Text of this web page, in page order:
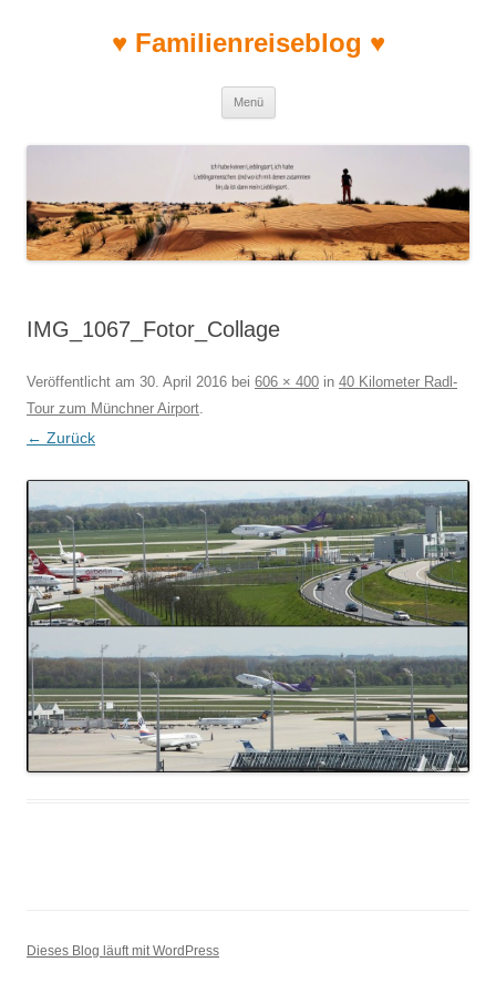
♥ Familienreiseblog ♥
Menü
IMG_1067_Fotor_Collage
Veröffentlicht am 30. April 2016 bei 606 × 400 in 40 Kilometer Radl-
Tour zum Münchner Airport.
← Zurück
Dieses Blog läuft mit WordPress